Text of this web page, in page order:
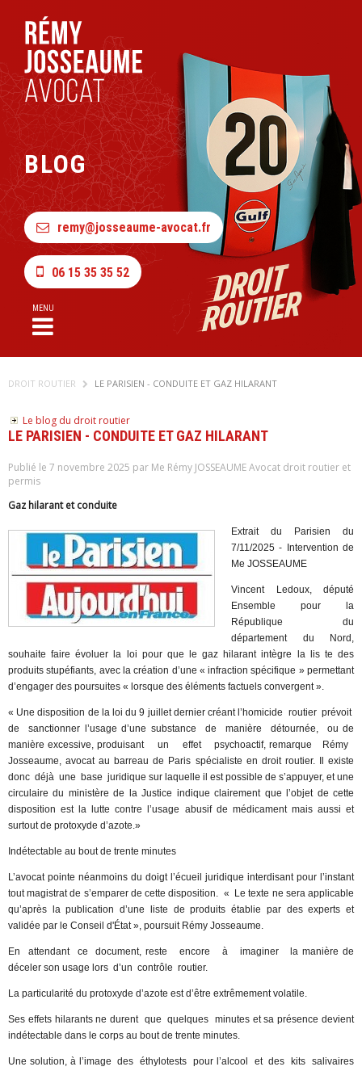
BLOG
remy@josseaume-avocat.fr
06 15 35 35 52
MENU
DROIT ROUTIER LE PARISIEN - CONDUITE ET GAZ HILARANT
Le blog du droit routier
LE PARISIEN - CONDUITE ET GAZ HILARANT
Publié le 7 novembre 2025 par Me Rémy JOSSEAUME Avocat droit routier et
permis
Gaz hilarant et conduite
Extrait du Parisien du
7/11/2025 - Intervention de
Me JOSSEAUME
Vincent Ledoux, député
Ensemble pour la
République du
département du Nord,
souhaite faire évoluer la loi pour que le gaz hilarant intègre la lis­ te des
produits stupéfiants, avec la création d’une « infraction spécifique » permettant
d’engager des poursuites « lorsque des éléments factuels convergent ».
« Une disposition de la loi du 9 juillet dernier créant l’homicide routier prévoit
de
sanctionner l’usage d’une substance de manière détournée,
ou de
manière excessive, produisant
un effet psychoactif, remarque
Rémy
Josseaume, avocat au barreau de Paris spécialiste en droit routier. Il existe
donc déjà une base juridique sur laquelle il est possible de s’appuyer, et une
circulaire du ministère de la Justice indique clairement que l’objet de cette
disposition est la lutte contre l’usage abusif de médicament mais aussi et
surtout de protoxyde d’azote.»
Indétectable au bout de trente minutes
L’avocat pointe néanmoins du doigt l’écueil juridique interdisant pour l’instant
tout magistrat de s’emparer de cette dis­position. «
Le texte ne sera applicable
qu’après la publication d’une liste de produits établie par des experts et
validée par le Conseil d'État », poursuit Rémy Josseaume.
En attendant ce document, reste encore à imaginer
la manière de
déceler son usage lors d’un contrôle routier.
La particularité du protoxyde d’azote est d’être extrêmement volatile.
Ses effets hilarants ne durent que quelques minutes et sa présence devient
indétectable dans le corps au bout de trente minutes.
Une solution, à l’image des éthylotests pour l’alcool et des kits salivaires